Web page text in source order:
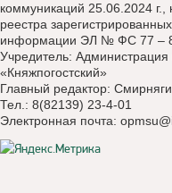
коммуникаций 25.06.2024
реестра
информации ЭЛ № ФС 77 –
Учредитель: Администрация
«Княжпогостский»
Главный редактор:
Тел.: 8(82139) 23-4-01
Электронная почта: